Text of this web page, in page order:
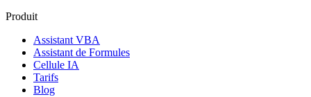
Produit
Assistant VBA
Assistant de Formules
Cellule IA
Tarifs
Blog